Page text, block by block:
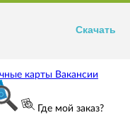
карты Вакансии
Где мой заказ?
Скачать